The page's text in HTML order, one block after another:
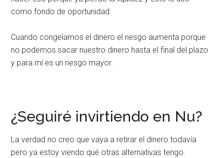
como fondo de oportunidad.
Cuando congelamos el dinero el riesgo aumenta porque
no podemos sacar nuestro dinero hasta el final del plazo
y para mí es un riesgo mayor.
¿Seguiré invirtiendo en Nu?
La verdad no creo que vaya a retirar el dinero todavía
pero ya estoy viendo qué otras alternativas tengo.